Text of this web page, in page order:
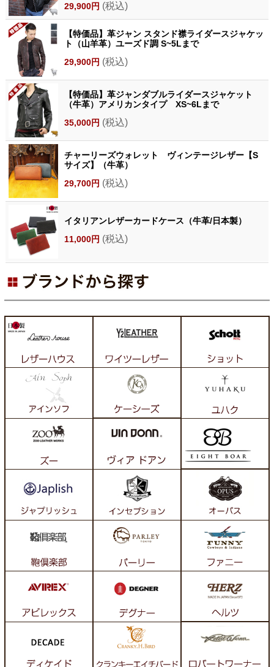
29,900円 (税込)
【特価品】革ジャン スタンド襟ライダースジャケッ
ト（山羊革）ユーズド調 S~5Lまで
29,900円 (税込)
【特価品】革ジャンダブルライダースジャケット
（牛革）アメリカンタイプ XS~6Lまで
35,000円 (税込)
チャーリーズウォレット ヴィンテージレザー【S
サイズ】（牛革）
29,700円 (税込)
イタリアンレザーカードケース（牛革/日本製）
11,000円 (税込)